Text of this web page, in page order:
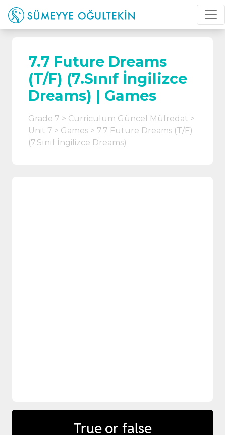
7.7 Future Dreams
(T/F) (7.Sınıf İngilizce
Dreams) | Games
Grade 7
Curriculum Güncel Müfredat
Unit 7
Games
7.7 Future Dreams (T/F)
(7.Sınıf İngilizce Dreams)